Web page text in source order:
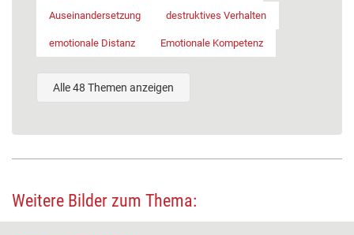
Auseinandersetzung destruktives Verhalten
emotionale Distanz Emotionale Kompetenz
Alle 48 Themen anzeigen
Weitere Bilder zum Thema: